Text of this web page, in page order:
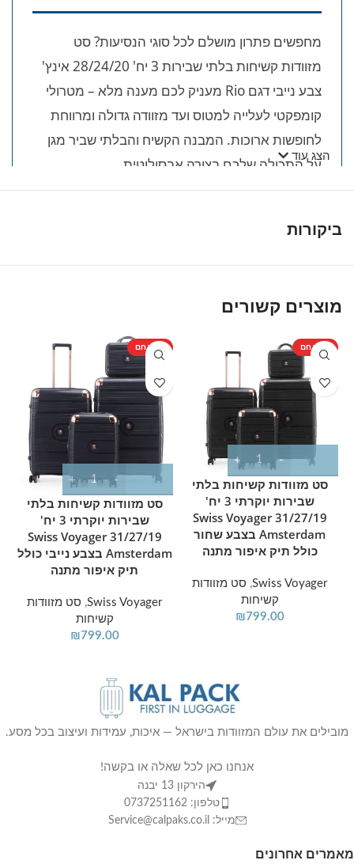
מחפשים פתרון מושלם לכל סוגי הנסיעות? סט
מזוודות קשיחות בלתי שבירות 3 יח' 28/24/20 אינץ'
צבע נייבי דגם Rio מעניק לכם מענה מלא – מטרולי
קומפקטי לעלייה למטוס ועד מזוודה גדולה ומרווחת
לחופשות ארוכות. המבנה הקשיח והבלתי שביר מגן
על התכולה שלכם בצורה אבסולוטית.
דגם Rio:
מבנה פוליפרופילן מהפכני:שלוש מזוודות קשיחות
ללא סדקים או שברים.
סט שלם לכל מטרה:
כולל 3 גדלים שימושיים: מזוודה
קטנה (20"), בינונית (24") וגדולה (28") להתאמה
מדויקת לכל אורך טיול.
אחסון חסכוני וחכם: המזוודות מעוצבות כך שהן
נכנסות אחת בתוך השנייה בצורת "בבושקה" כדי
לחסוך מקום יקר בארון בבית.
תנועה ללא מאמץ:
כל מזוודה מצוידת ב-4 גלגלי
סיליקון כפולים בעלי סיבוב של 360 מעלות לתנועה
קלה ושקטה.
📏 מפרט מידות ומשקלים (כולל
גלגלים):
מזוודה קטנה 20 אינץ':
38×22×55 ס"מ | משקל:
44×29×65 ס"מ | משקל:
מזוודה גדולה 28 אינץ':
50×32×75 ס"מ | משקל:
מאפיינים נוספים:מנעול קומבינציה מובנה, רוכסנים
מעובים ואפשרות הרחבה להגדלת הנפח.
3 שנות אחריות מלאה על הגלגלים
והמנגנונים.
הצג עוד
ביקורות
מוצרים קשורים
מוצר חם
סט מזוודות קשיחות בלתי
שבירות יוקרתי 3 יח'
31/27/19 Swiss Voyager
Amsterdam בצבע שחור
כולל תיק איפור מתנה
Swiss Voyager
, סט מזוודות
קשיחות
₪799.00
מוצר חם
סט מזוודות קשיחות בלתי
שבירות יוקרתי 3 יח'
31/27/19 Swiss Voyager
Amsterdam בצבע נייבי כולל
תיק איפור מתנה
Swiss Voyager
, סט מזוודות
קשיחות
₪799.00
מובילים את עולם המזוודות בישראל — איכות, עמידות ועיצוב בכל מסע.
אנחנו כאן לכל שאלה או בקשה!
הירקון 13 יבנה
טלפון: 0737251162
מייל: Service@calpaks.co.il
מאמרים אחרונים